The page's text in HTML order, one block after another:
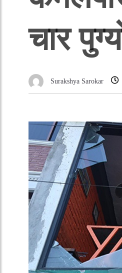
चार
Surakshya Sarokar